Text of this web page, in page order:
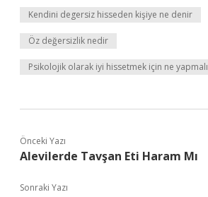
Kendini degersiz hisseden kişiye ne denir
Öz değersizlik nedir
Psikolojik olarak iyi hissetmek için ne yapmalı
Önceki Yazı
Alevilerde Tavşan Eti Haram Mı
Sonraki Yazı